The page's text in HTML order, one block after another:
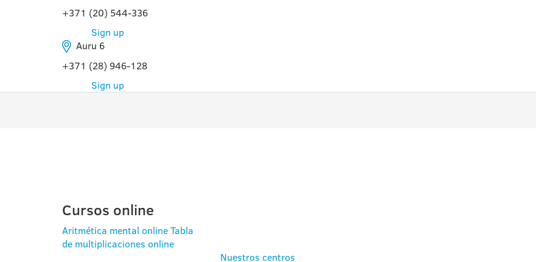
+371 (20) 544-336
Sign up
Auru 6
+371 (28) 946-128
Sign up
Cursos online
Aritmética mental onlineTabla
de multiplicaciones online
Nuestros centros